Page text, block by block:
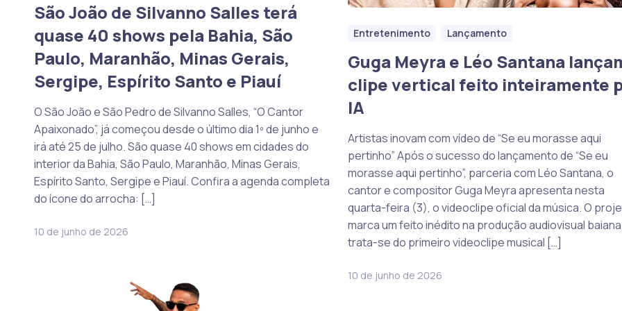
São João de Silvanno Salles terá
quase 40 shows pela Bahia, São
Paulo, Maranhão, Minas Gerais,
Sergipe, Espírito Santo e Piauí
O São João e São Pedro de Silvanno Salles, “O Cantor
Apaixonado”, já começou desde o último dia 1º de junho e
irá até 25 de julho. São quase 40 shows em cidades do
interior da Bahia, São Paulo, Maranhão, Minas Gerais,
Espírito Santo, Sergipe e Piauí. Confira a agenda completa
do ícone do arrocha: […]
10 de junho de 2026
Entretenimento Lançamento
Guga Meyra e Léo Santana
clipe vertical feito inteiramente
IA
Artistas inovam com vídeo de “Se eu morasse aqui
pertinho” Após o sucesso do lançamento de “Se eu
morasse aqui pertinho”, parceria com Léo Santana, o
cantor e compositor Guga Meyra apresenta nesta
quarta-feira (3), o videoclipe oficial da música. O
marca um feito inédito na produção audiovisual
trata-se do primeiro videoclipe musical […]
10 de junho de 2026